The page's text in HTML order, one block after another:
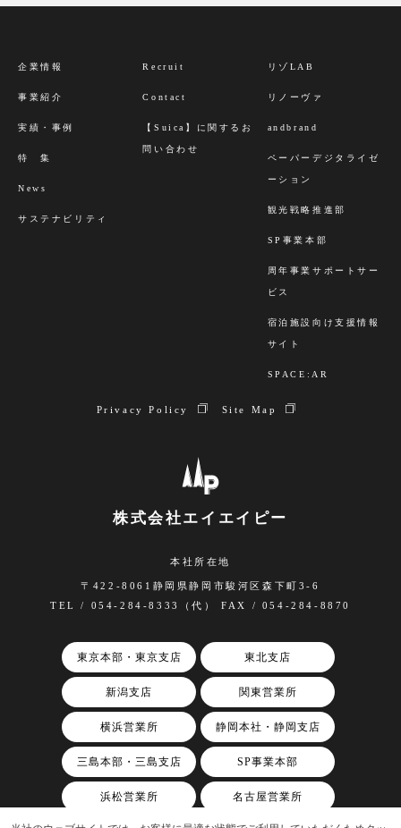
お客様からご提供いただいた個人情報は、法令等によ
６．お客様の個人情報の開示・訂正・削除について
お客様から、弊社にご提供いただいた個人情報につい
て開示・訂正・削除を請求することができます。お客
様ご自身の個人情報を開示・訂正・削除を請求される
場合は、お問い合わせフォームにてご連絡をお願いい
なお、本手続きをするにあたり、手数料は徴収いたし
ませんが、お客様が本人であることを確認させていた
７．個人情報の提供について同意の任意性
て入力内容の確認ページへ移動します。
ない場合は、本サイトのサービスをご利用いただくこ
（お客様からの資料請求のお申し込みの内容やお問い
合わせに対応できないため）
のアクセスの利便性のため、クッキー情報を取得して
株式会社エイエイピー
本社所在地
〒422-8061静岡県静岡市駿河区森下町3-6
TEL / 054-284-8333（代） FAX / 054-284-8870
東京本部・東京支店 東北支店
新潟支店 関東営業所
横浜営業所 静岡本社・静岡支店
三島本部・三島支店 SP事業本部
浜松営業所 名古屋営業所
企業情報
事業紹介
実績・事例
特 集
News
サステナビリティ
Recruit
Contact
【Suica】に関するお
問い合わせ
リゾLAB
リノーヴァ
andbrand
ペーパーデジタライゼ
ーション
観光戦略推進部
SP事業本部
周年事業サポートサー
ビス
宿泊施設向け支援情報
サイト
SPACE:AR
Privacy Policy Site Map